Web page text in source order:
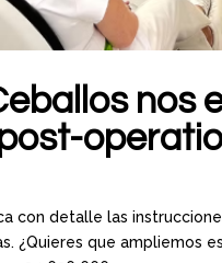
nos
con detalle las
¿Quieres que ampliemos